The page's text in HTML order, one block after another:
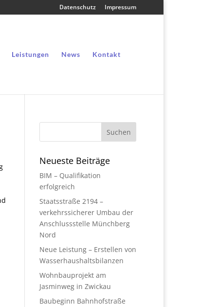
Datenschutz Impressum
Leistungen News Kontakt
Neueste Beiträge
BIM – Qualifikation
erfolgreich
Staatsstraße 2194 –
verkehrssicherer Umbau der
Anschlussstelle Münchberg
Nord
Neue Leistung – Erstellen von
Wasserhaushaltsbilanzen
Wohnbauprojekt am
Jasminweg in Zwickau
Baubeginn Bahnhofstraße